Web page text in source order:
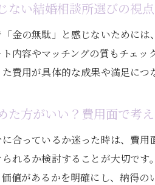
ない結婚相談所選びの視点
金の無駄」と感じないために
内容やマッチングの質もチェ
費用が具体的な成果や満足につ
た方がいい？費用面で考
合っているか迷った時は、費
れるか検討することが大切で
値があるかを明確にし、納得の